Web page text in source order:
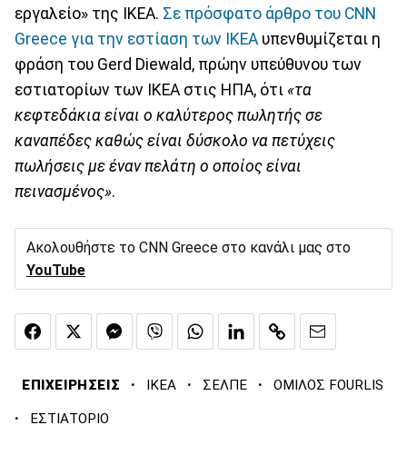
εργαλείο» της IKEA. Σε πρόσφατο άρθρο του CNN
Greece για την εστίαση των IKEA υπενθυμίζεται η
φράση του Gerd Diewald, πρώην υπεύθυνου των
εστιατορίων των IKEA στις ΗΠΑ, ότι «τα
κεφτεδάκια είναι ο καλύτερος πωλητής σε
καναπέδες καθώς είναι δύσκολο να πετύχεις
πωλήσεις με έναν πελάτη ο οποίος είναι
πεινασμένος».
Ακολουθήστε το CNN Greece στο κανάλι μας στο
YouTube
ΕΠΙΧΕΙΡΗΣΕΙΣ · IKEA · ΣΕΛΠΕ · ΟΜΙΛΟΣ FOURLIS
· ΕΣΤΙΑΤΟΡΙΟ